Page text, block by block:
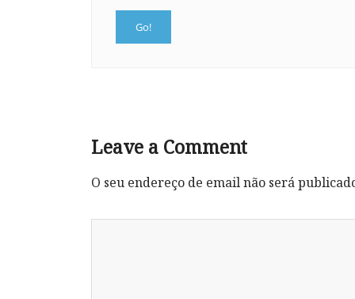
Leave a Comment
O seu endereço de email não será